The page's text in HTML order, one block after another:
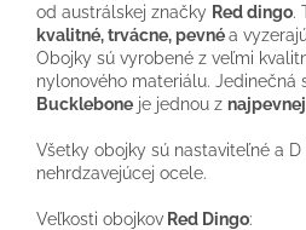
od austrálskej značky Red dingo.
kvalitné, trvácne, pevnéa
Obojky sú vyrobené z veľmi
nylonového materiálu. Jedinečná
Bucklebone je jednou z
Všetky obojky sú nastaviteľné a D
nehrdzavejúcej ocele.
Veľkosti obojkov Red Dingo: